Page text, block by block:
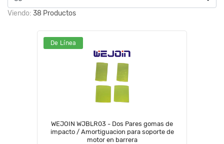
Viendo: 38 Productos
De Línea
WEJOIN WJBLR03 - Dos Pares gomas de
impacto / Amortiguacion para soporte de
motor en barrera